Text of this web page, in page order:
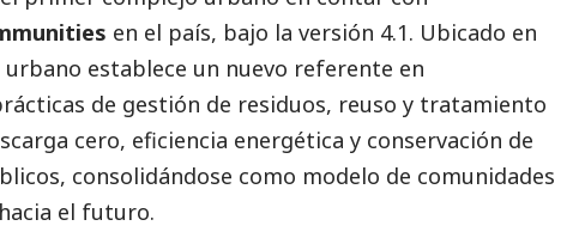
en el país, bajo la versión 4.1. Ubicado en
establece un nuevo referente en
de gestión de residuos, reuso y tratamiento
cero, eficiencia energética y conservación de
consolidándose como modelo de comunidades
el futuro.